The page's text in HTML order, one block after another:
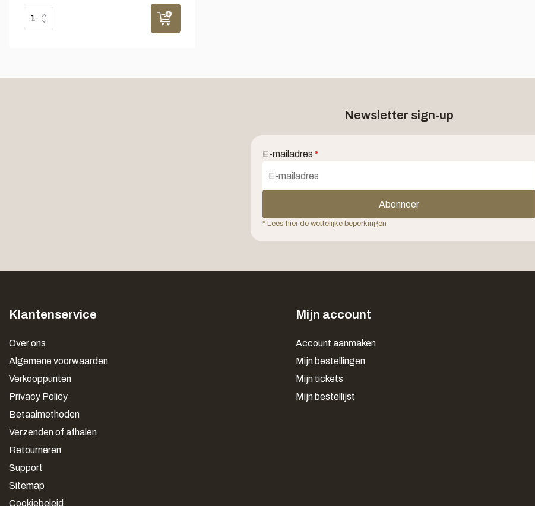
Newsletter sign-up
E-mailadres *
Abonneer
* Lees hier de wettelijke beperkingen
Klantenservice
Over ons
Algemene voorwaarden
Verkooppunten
Privacy Policy
Betaalmethoden
Verzenden of afhalen
Retourneren
Support
Sitemap
Cookiebeleid
Mijn account
Account aanmaken
Mijn bestellingen
Mijn tickets
Mijn bestellijst